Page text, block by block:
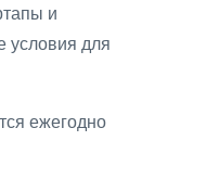
и
условия для
ежегодно